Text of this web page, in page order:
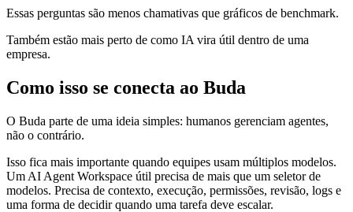
Essas perguntas são menos chamativas que gráficos de benchmark.
Também estão mais perto de como IA vira útil dentro de uma
empresa.
Como isso se conecta ao Buda
O Buda parte de uma ideia simples: humanos gerenciam agentes,
não o contrário.
Isso fica mais importante quando equipes usam múltiplos modelos.
Um AI Agent Workspace útil precisa de mais que um seletor de
modelos. Precisa de contexto, execução, permissões, revisão, logs e
uma forma de decidir quando uma tarefa deve escalar.